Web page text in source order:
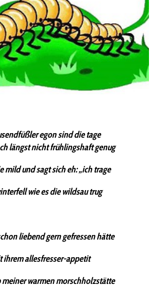
egon sind die tage
längst nicht frühlingshaft genug
mild und sagt sich eh: „ich trage
wie es die wildsau trug
liebend gern gefressen hätte
ihrem allesfresser-appetit
warmen morschholzstätte